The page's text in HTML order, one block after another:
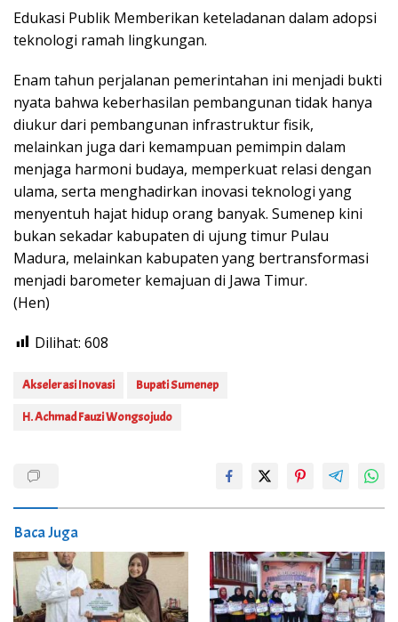
Edukasi Publik Memberikan keteladanan dalam adopsi
teknologi ramah lingkungan.
Enam tahun perjalanan pemerintahan ini menjadi bukti
nyata bahwa keberhasilan pembangunan tidak hanya
diukur dari pembangunan infrastruktur fisik,
melainkan juga dari kemampuan pemimpin dalam
menjaga harmoni budaya, memperkuat relasi dengan
ulama, serta menghadirkan inovasi teknologi yang
menyentuh hajat hidup orang banyak. Sumenep kini
bukan sekadar kabupaten di ujung timur Pulau
Madura, melainkan kabupaten yang bertransformasi
menjadi barometer kemajuan di Jawa Timur.
(Hen)
Dilihat: 608
Akselerasi Inovasi Bupati Sumenep
H. Achmad Fauzi Wongsojudo
Baca Juga